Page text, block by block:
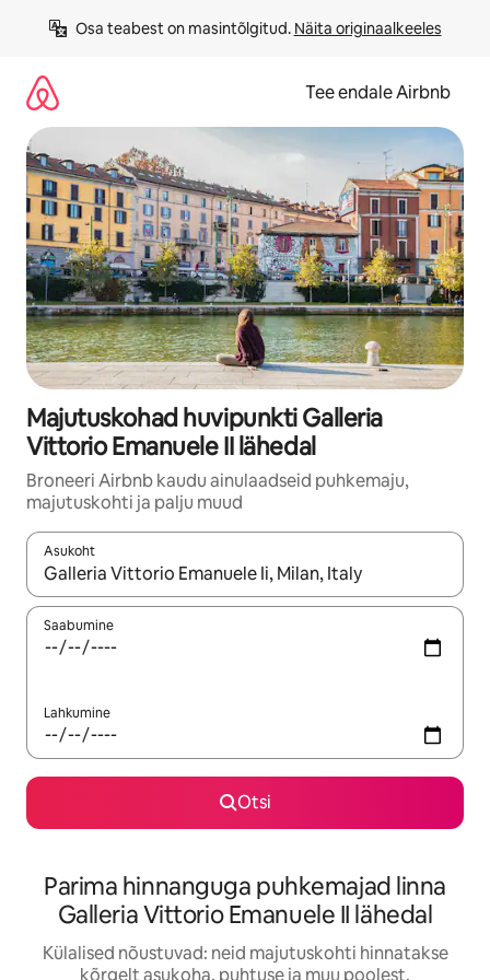
Osa teabest on masintõlgitud. Näita originaalkeeles
Tee endale Airbnb
Majutuskohad huvipunkti Galleria
Vittorio Emanuele II lähedal
Broneeri Airbnb kaudu ainulaadseid puhkemaju,
majutuskohti ja palju muud
Asukoht
Kui tulemused on kuvatud, liigu ekraanil nooleklahvidega või
Saabumine
Lahkumine
Otsi
Parima hinnanguga puhkemajad linna
Galleria Vittorio Emanuele II lähedal
Külalised nõustuvad: neid majutuskohti hinnatakse
kõrgelt asukoha, puhtuse ja muu poolest.